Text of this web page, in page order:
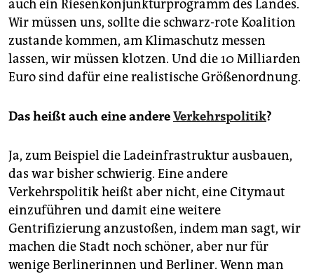
auch ein Riesenkonjunkturprogramm des Landes.
Wir müssen uns, sollte die schwarz-rote Koalition
zustande kommen, am Klimaschutz messen
lassen, wir müssen klotzen. Und die 10 Milliarden
Euro sind dafür eine realistische Größenordnung.
Das heißt auch eine andereVerkehrspolitik?
Ja, zum Beispiel die Ladeinfrastruktur ausbauen,
das war bisher schwierig. Eine andere
Verkehrspolitik heißt aber nicht, eine Citymaut
einzuführen und damit eine weitere
Gentrifizierung anzustoßen, indem man sagt, wir
machen die Stadt noch schöner, aber nur für
wenige Berlinerinnen und Berliner. Wenn man